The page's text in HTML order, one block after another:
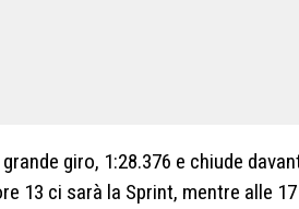
giro, 1:28.376 e chiude
13 ci sarà la Sprint, mentre alle